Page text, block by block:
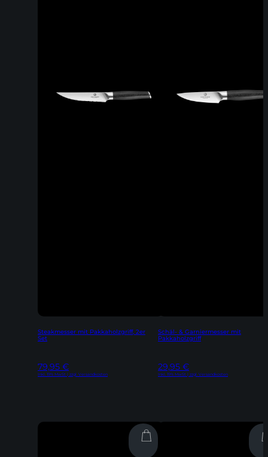
Steakmesser mit Pakkaholzgriff, 2er
Set
79,95 €
Inkl. 19% MwSt | zzgl. Versandkosten
Schäl- & Garniermesser mit
Pakkaholzgriff
29,95 €
Inkl. 19% MwSt | zzgl. Versandkosten